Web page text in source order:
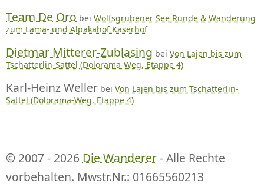
Team De Oro bei Wolfsgrubener See Runde & Wanderung
zum Lama- und Alpakahof Kaserhof
Dietmar Mitterer-Zublasing bei Von Lajen bis zum
Tschatterlin-Sattel (Dolorama-Weg, Etappe 4)
Karl-Heinz Weller bei Von Lajen bis zum Tschatterlin-
Sattel (Dolorama-Weg, Etappe 4)
© 2007 - 2026 Die Wanderer- Alle Rechte
vorbehalten. Mwstr.Nr.: 01665560213